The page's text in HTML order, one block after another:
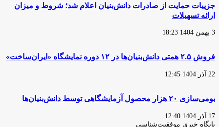
جزییات حمایت از صادرات دانش‌بنیان اعلام شد؛ شروط و میزان
ارائه تسهیلات
3 بهمن 1404 18:23
فروش ۲.۵ همتی دانش‌بنیان‌ها در ۱۲ دوره نمایشگاه «ایران‌ساخت»
22 آذر 1404 12:45
بومی‌سازی ۲۰ هزار محصول آزمایشگاهی توسط دانش‌بنیان‌ها
17 آذر 1404 12:40
پایگاه‌ خبری موفقیت‌شناسی